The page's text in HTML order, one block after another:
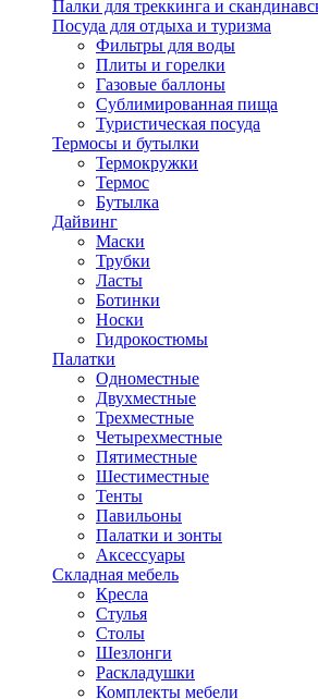
Палки для треккинга и
Посуда для отдыха и туризма
Фильтры для воды
Плиты и горелки
Газовые баллоны
Сублимированная пища
Туристическая посуда
Термосы и бутылки
Термокружки
Термос
Бутылка
Дайвинг
Маски
Трубки
Ласты
Ботинки
Носки
Гидрокостюмы
Палатки
Одноместные
Двухместные
Трехместные
Четырехместные
Пятиместные
Шестиместные
Тенты
Павильоны
Палатки и зонты
Аксессуары
Складная мебель
Кресла
Стулья
Столы
Шезлонги
Раскладушки
Комплекты мебели